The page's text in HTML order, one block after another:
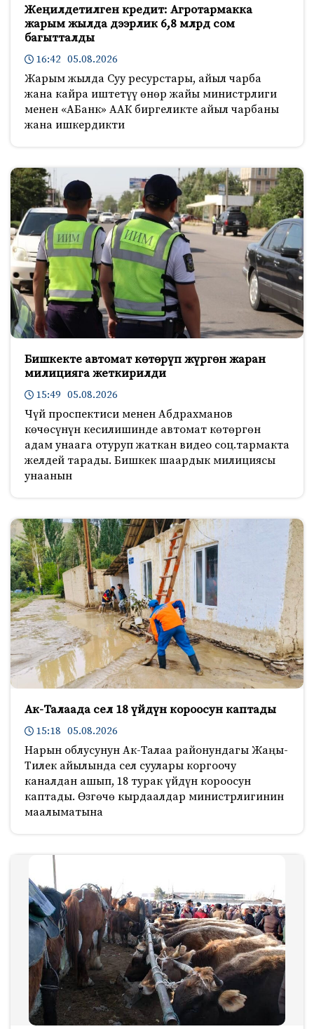
Жеңилдетилген кредит: Агротармакка
жарым жылда дээрлик 6,8 млрд сом
багытталды
16:42 05.08.2026
Жарым жылда Суу ресурстары, айыл чарба
жана кайра иштетүү өнөр жайы министрлиги
менен «АБанк» ААК биргеликте айыл чарбаны
жана ишкердикти
Бишкекте автомат көтөрүп жүргөн жаран
милицияга жеткирилди
15:49 05.08.2026
Чүй проспектиси менен Абдрахманов
көчөсүнүн кесилишинде автомат көтөргөн
адам унаага отуруп жаткан видео соц.тармакта
желдей тарады. Бишкек шаардык милициясы
унаанын
Ак-Талаада сел 18 үйдүн короосун каптады
15:18 05.08.2026
Нарын облусунун Ак-Талаа районундагы Жаңы-
Тилек айылында сел суулары коргоочу
каналдан ашып, 18 турак үйдүн короосун
каптады. Өзгөчө кырдаалдар министрлигинин
маалыматына